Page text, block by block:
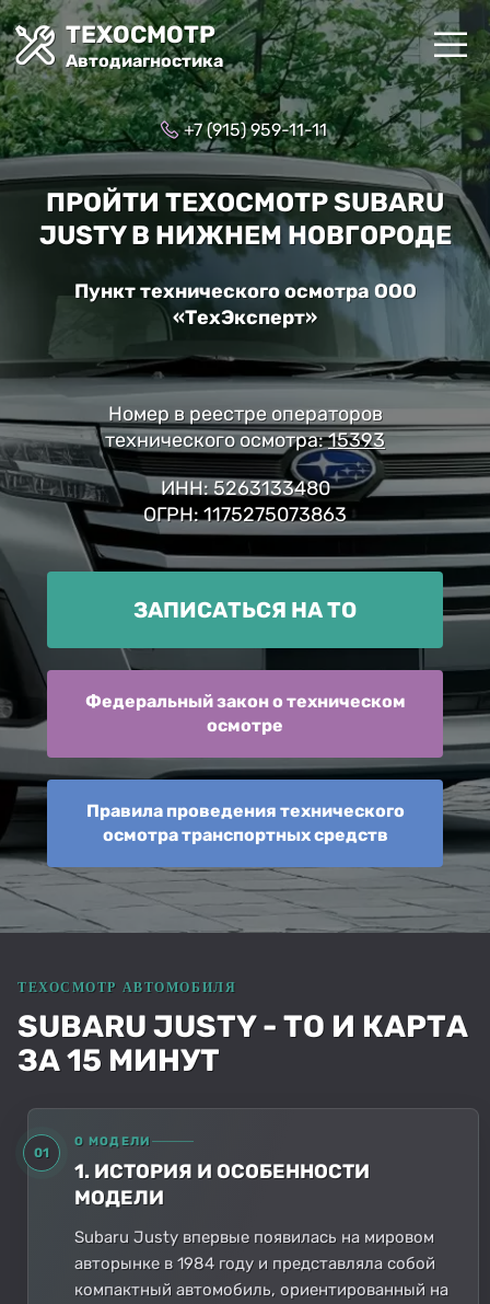
ТЕХОСМОТР
Автодиагностика
+7 (915) 959-11-11
ПРОЙТИ ТЕХОСМОТР SUBARU
JUSTY В НИЖНЕМ НОВГОРОДЕ
Пункт технического осмотра ООО
«ТехЭксперт»
Номер в реестре операторов
технического осмотра:15393
ИНН: 5263133480
ОГРН: 1175275073863
ЗАПИСАТЬСЯ НА ТО
Федеральный закон о техническом
осмотре
Правила проведения технического
осмотра транспортных средств
SUBARU JUSTY - ТО И КАРТА
ЗА 15 МИНУТ
01
О МОДЕЛИ
1. ИСТОРИЯ И ОСОБЕННОСТИ
МОДЕЛИ
Subaru Justy впервые появилась на мировом
авторынке в 1984 году и представляла собой
компактный автомобиль, ориентированный на